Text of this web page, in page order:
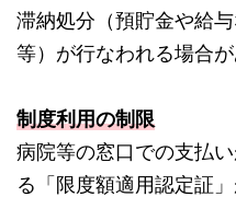
滞納処分（預貯金や給
等）が行なわれる場合が
制度利用の制限
病院等の窓口での支払
る「限度額適用認定証